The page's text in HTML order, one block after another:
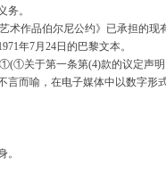
务。
作品伯尔尼公约》已承担的现
年7月24日的巴黎文本。
关于第一条第(4)款的议定声明
而喻，在电子媒体中以数字形